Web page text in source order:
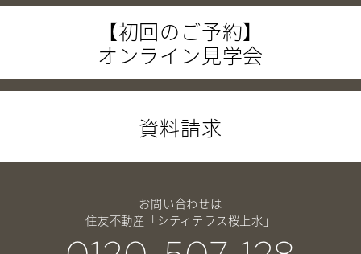
【初回のご予約】
オンライン見学会
資料請求
お問い合わせは
住友不動産「シティテラス桜上水」